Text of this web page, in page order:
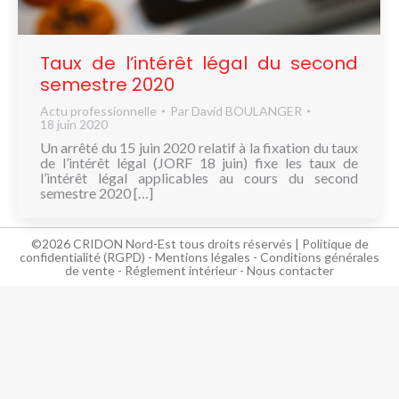
NOUS
CONNAÎTRE
CONTACT
Taux de l’intérêt légal du second
semestre 2020
Actu professionnelle Par David BOULANGER
18 juin 2020
Un arrêté du 15 juin 2020 relatif à la fixation du taux
de l’intérêt légal (JORF 18 juin) fixe les taux de
l’intérêt légal applicables au cours du second
semestre 2020 […]
©2026 CRIDON Nord-Est tous droits réservés | Politique de
confidentialité (RGPD) - Mentions légales - Conditions générales
de vente - Réglement intérieur - Nous contacter